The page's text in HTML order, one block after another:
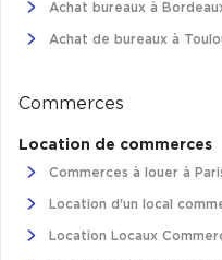
Achat bureaux à
Achat de bureaux à
Commerces
Location de commerces
Commerces à louer à
Location d'un local
Location Locaux